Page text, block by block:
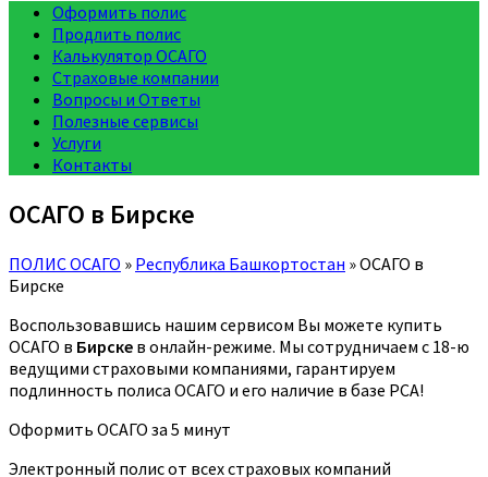
Оформить полис
Продлить полис
Калькулятор ОСАГО
Страховые компании
Вопросы и Ответы
Полезные сервисы
Услуги
Контакты
ОСАГО в Бирске
ПОЛИС ОСАГО » Республика Башкортостан »ОСАГО в
Бирске
Воспользовавшись нашим сервисом Вы можете купить
ОСАГО в Бирске в онлайн-режиме. Мы сотрудничаем с 18-ю
ведущими страховыми компаниями, гарантируем
подлинность полиса ОСАГО и его наличие в базе РСА!
Оформить ОСАГО за 5 минут
Электронный полис от всех страховых компаний